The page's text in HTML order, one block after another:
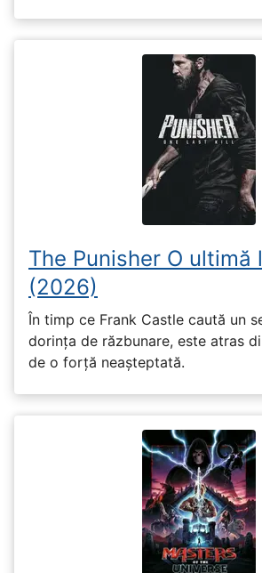
The Punisher O ultimă
(2026)
În timp ce Frank Castle caută un
dorința de răzbunare, este atras
de o forță neașteptată.